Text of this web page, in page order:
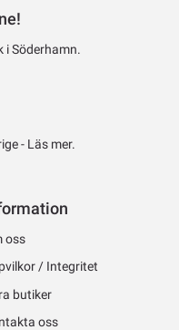
i Söderhamn.
- Läs mer.
oss
/ Integritet
butiker
oss